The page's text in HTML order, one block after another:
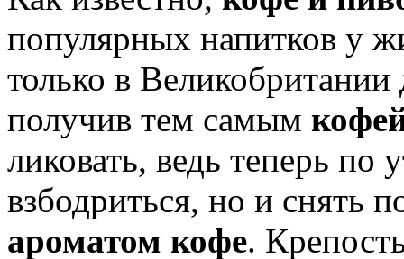
популярных напитков у
только в
получив тем самым
ликовать, ведь теперь по
взбодриться, но и снять
ароматом кофе.